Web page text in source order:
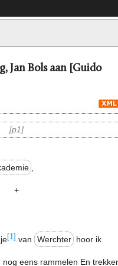
Jan Bols aan [Guido
p1
+
[1] van Werchter hoor ik
eens rammelen En